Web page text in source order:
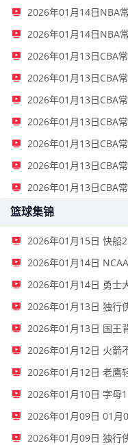
2026年01月14日NBA
2026年01月14日NBA
2026年01月13日CBA
2026年01月13日CBA
2026年01月13日CBA
2026年01月13日CBA
2026年01月13日CBA
2026年01月13日CBA
2026年01月13日CBA
篮球集锦